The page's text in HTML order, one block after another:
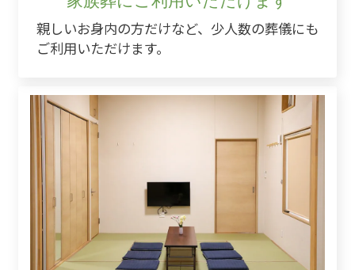
親しいお身内の方だけなど、少人数の葬儀にも
ご利用いただけます。